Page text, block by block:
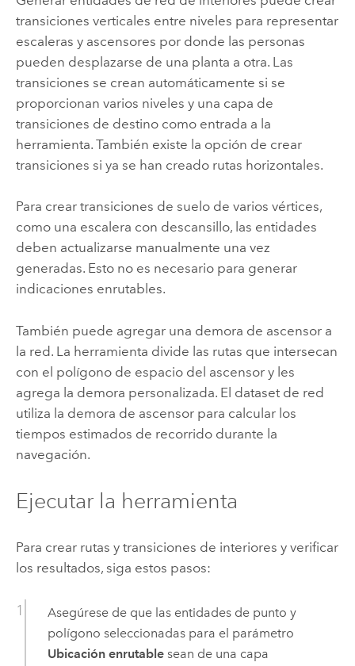
transiciones verticales entre niveles para representar
escaleras y ascensores por donde las personas
pueden desplazarse de una planta a otra. Las
transiciones se crean automáticamente si se
proporcionan varios niveles y una capa de
transiciones de destino como entrada a la
herramienta. También existe la opción de crear
transiciones si ya se han creado rutas horizontales.
Para crear transiciones de suelo de varios vértices,
como una escalera con descansillo, las entidades
deben actualizarse manualmente una vez
generadas. Esto no es necesario para generar
indicaciones enrutables.
También puede agregar una demora de ascensor a
la red. La herramienta divide las rutas que intersecan
con el polígono de espacio del ascensor y les
agrega la demora personalizada. El dataset de red
utiliza la demora de ascensor para calcular los
tiempos estimados de recorrido durante la
navegación.
Ejecutar la herramienta
Para crear rutas y transiciones de interiores y verificar
los resultados, siga estos pasos:
Asegúrese de que las entidades de punto y
polígono seleccionadas para el parámetro
Ubicación enrutablesean de una capa